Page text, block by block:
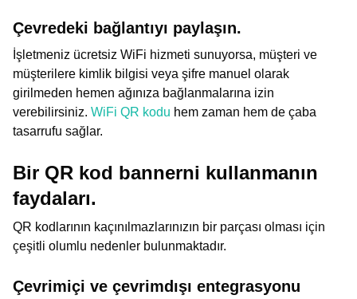
Çevredeki bağlantıyı paylaşın.
İşletmeniz ücretsiz WiFi hizmeti sunuyorsa, müşteri ve
müşterilere kimlik bilgisi veya şifre manuel olarak
girilmeden hemen ağınıza bağlanmalarına izin
verebilirsiniz. WiFi QR kodu hem zaman hem de çaba
tasarrufu sağlar.
Bir QR kod bannerni kullanmanın
faydaları.
QR kodlarının kaçınılmazlarınızın bir parçası olması için
çeşitli olumlu nedenler bulunmaktadır.
Çevrimiçi ve çevrimdışı entegrasyonu